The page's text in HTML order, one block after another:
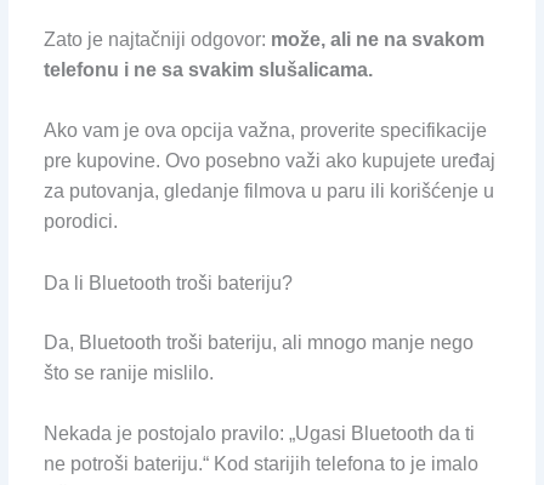
Zato je najtačniji odgovor: može, ali ne na svakom
telefonu i ne sa svakim slušalicama.
Ako vam je ova opcija važna, proverite specifikacije
pre kupovine. Ovo posebno važi ako kupujete uređaj
za putovanja, gledanje filmova u paru ili korišćenje u
porodici.
Da li Bluetooth troši bateriju?
Da, Bluetooth troši bateriju, ali mnogo manje nego
što se ranije mislilo.
Nekada je postojalo pravilo: „Ugasi Bluetooth da ti
ne potroši bateriju.“ Kod starijih telefona to je imalo